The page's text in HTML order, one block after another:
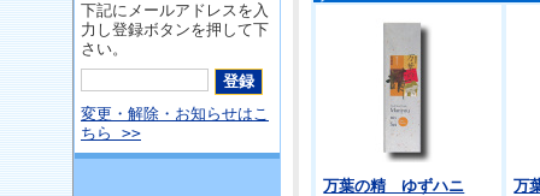
下記にメールアドレスを入
力し登録ボタンを押して下
さい。
変更・解除・お知らせはこ
ちら >>
万葉の精 ゆずハニ
万